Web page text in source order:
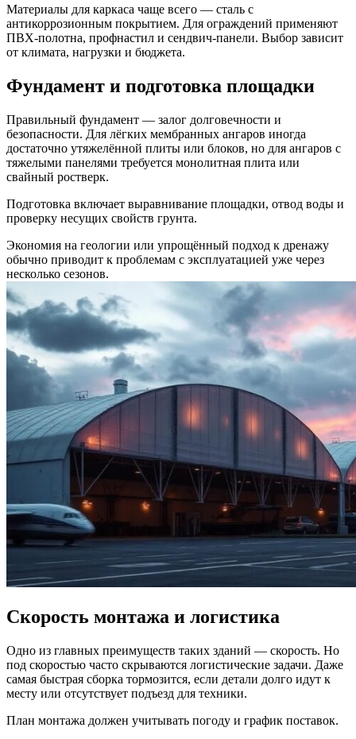
Материалы для каркаса чаще всего — сталь с
антикоррозионным покрытием. Для ограждений применяют
ПВХ-полотна, профнастил и сендвич-панели. Выбор зависит
от климата, нагрузки и бюджета.
Фундамент и подготовка площадки
Правильный фундамент — залог долговечности и
безопасности. Для лёгких мембранных ангаров иногда
достаточно утяжелённой плиты или блоков, но для ангаров с
тяжелыми панелями требуется монолитная плита или
свайный ростверк.
Подготовка включает выравнивание площадки, отвод воды и
проверку несущих свойств грунта.
Экономия на геологии или упрощённый подход к дренажу
обычно приводит к проблемам с эксплуатацией уже через
несколько сезонов.
Скорость монтажа и логистика
Одно из главных преимуществ таких зданий — скорость. Но
под скоростью часто скрываются логистические задачи. Даже
самая быстрая сборка тормозится, если детали долго идут к
месту или отсутствует подъезд для техники.
План монтажа должен учитывать погоду и график поставок.